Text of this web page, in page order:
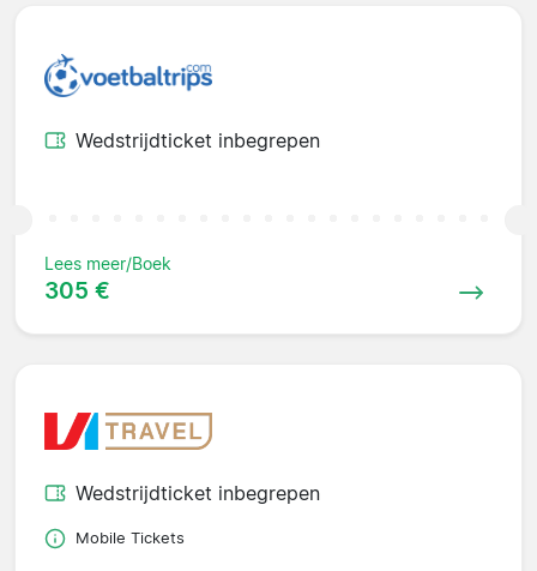
Wedstrijdticket inbegrepen
Lees meer/Boek
305 €
Wedstrijdticket inbegrepen
Mobile Tickets